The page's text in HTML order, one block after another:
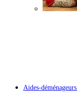
Aides-déménageurs